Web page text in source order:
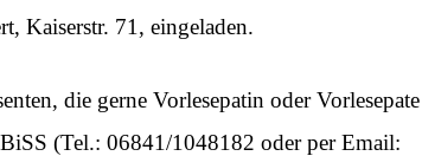
Kaiserstr. 71, eingeladen.
die gerne Vorlesepatin oder Vorlesepate
(Tel.: 06841/1048182 oder per Email: